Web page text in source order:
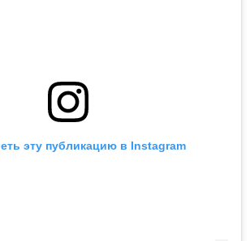
эту публикацию в Instagram